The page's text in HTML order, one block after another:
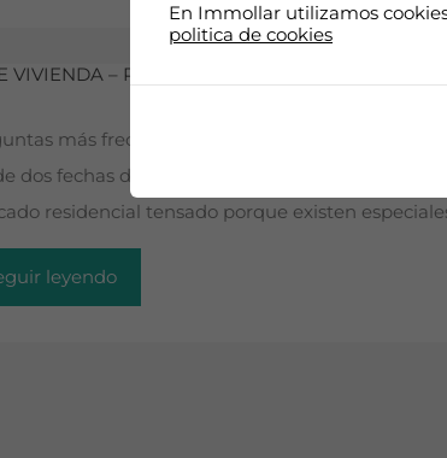
más frecuentes sobre el límite de los
dos fechas diferentes, según la zona a la que
residencial tensado porque existen
leyendo
En Immollar utilizamos
politica de cookies